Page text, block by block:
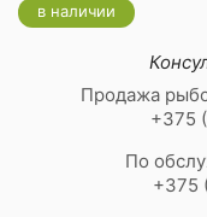
в наличии
Продажа
+375
По
+375